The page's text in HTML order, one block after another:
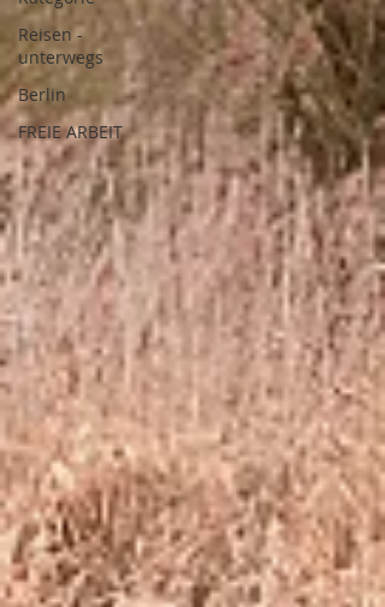
Reisen -
unterwegs
Berlin
FREIE ARBEIT